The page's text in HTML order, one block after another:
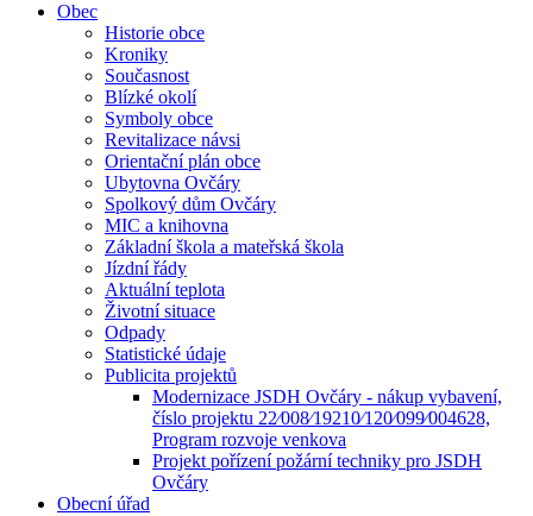
Obec
Historie obce
Kroniky
Současnost
Blízké okolí
Symboly obce
Revitalizace návsi
Orientační plán obce
Ubytovna Ovčáry
Spolkový dům Ovčáry
MIC a knihovna
Základní škola a mateřská škola
Jízdní řády
Aktuální teplota
Životní situace
Odpady
Statistické údaje
Publicita projektů
Modernizace JSDH Ovčáry - nákup vybavení,
číslo projektu 22⁄008⁄19210⁄120⁄099⁄004628,
Program rozvoje venkova
Projekt pořízení požární techniky pro JSDH
Ovčáry
Obecní úřad